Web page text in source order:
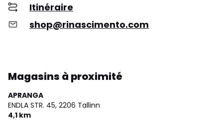
Itinéraire
shop@rinascimento.com
Magasins à proximité
APRANGA
ENDLA STR. 45, 2206 Tallinn
4,1 km